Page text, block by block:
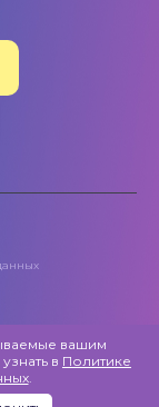
вашим
в Политике
.